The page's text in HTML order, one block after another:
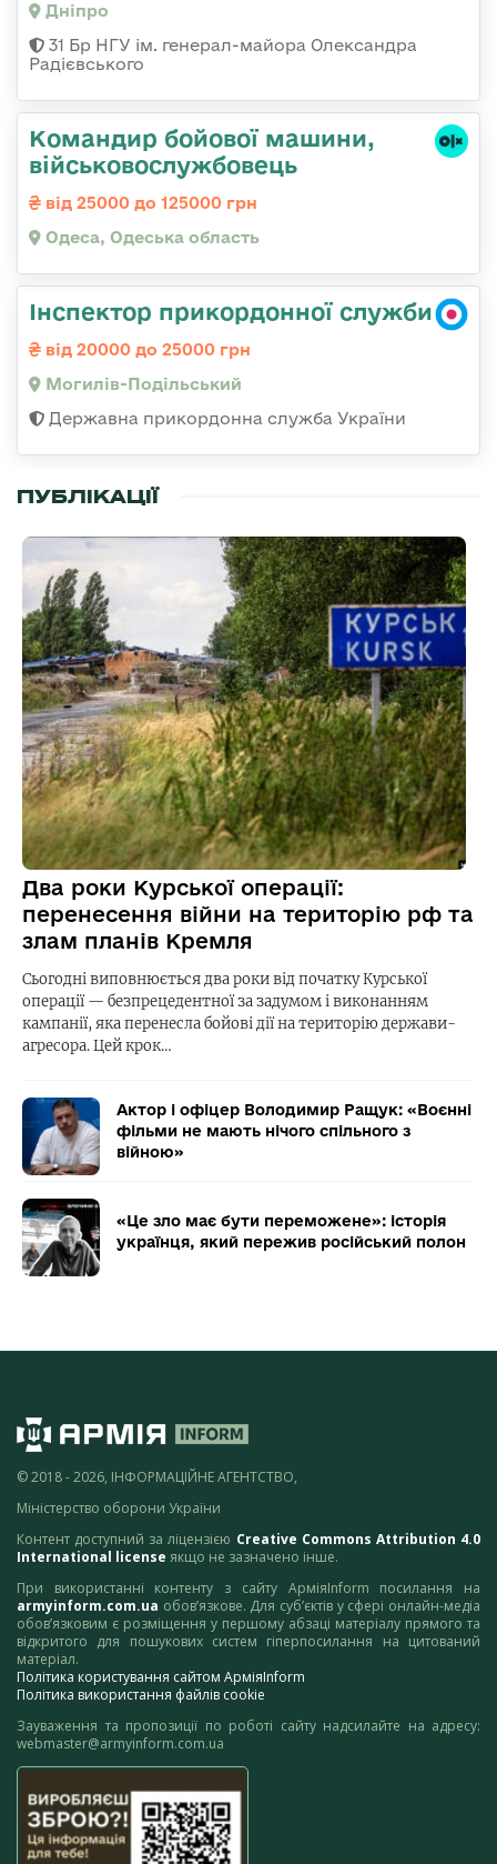
Дніпро
31 Бр НГУ ім. генерал-майора Олександра
Радієвського
Командиp бойової машини,
військовослужбовець
від 25000 до 125000 грн
Одеса, Одеська область
Інспектор прикордонної служби
від 20000 до 25000 грн
Могилів-Подільський
Державна прикордонна служба України
ПУБЛІКАЦІЇ
Два роки Курської операції:
перенесення війни на територію рф та
злам планів Кремля
Сьогодні виповнюється два роки від початку Курської
операції — безпрецедентної за задумом і виконанням
кампанії, яка перенесла бойові дії на територію держави-
агресора. Цей крок…
Актор і офіцер Володимир Ращук: «Воєнні
фільми не мають нічого спільного з
війною»
«Це зло має бути переможене»: історія
українця, який пережив російський полон
© 2018 - 2026, ІНФОРМАЦІЙНЕ АГЕНТСТВО,
Міністерство оборони України
Контент доступний за ліцензією Creative Commons Attribution 4.0
International license якщо не зазначено інше.
При використанні контенту з сайту АрміяInform посилання на
armyinform.com.ua обов’язкове. Для суб’єктів у сфері онлайн-медіа
обов’язковим є розміщення у першому абзаці матеріалу прямого та
відкритого для пошукових систем гіперпосилання на цитований
матеріал.
Політика користування сайтом АрміяInform
Політика використання файлів cookie
Зауваження та пропозиції по роботі сайту надсилайте на адресу:
webmaster@armyinform.com.ua